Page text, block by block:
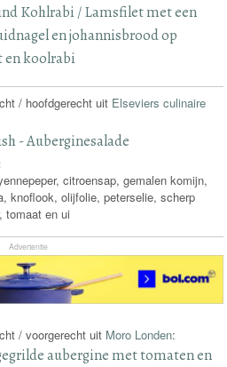
Kohlrabi / Lamsfilet met een
en johannisbrood op
en koolrabi
/ hoofdgerecht uit Elseviers culinaire
- Auberginesalade
citroensap, gemalen komijn,
knoflook, olijfolie, peterselie, scherp
tomaat en ui
Advertentie
/ voorgerecht uit Moro Londen:
aubergine met tomaten en